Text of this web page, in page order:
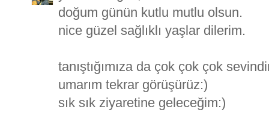
doğum günün kutlu mutlu olsun.
nice güzel sağlıklı yaşlar dilerim.
tanıştığımıza da çok çok çok
umarım tekrar görüşürüz:)
sık sık ziyaretine geleceğim:)